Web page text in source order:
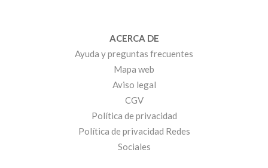
ACERCA DE
Ayuda y preguntas frecuentes
Mapa web
Aviso legal
CGV
Política de privacidad
Política de privacidad Redes
Sociales